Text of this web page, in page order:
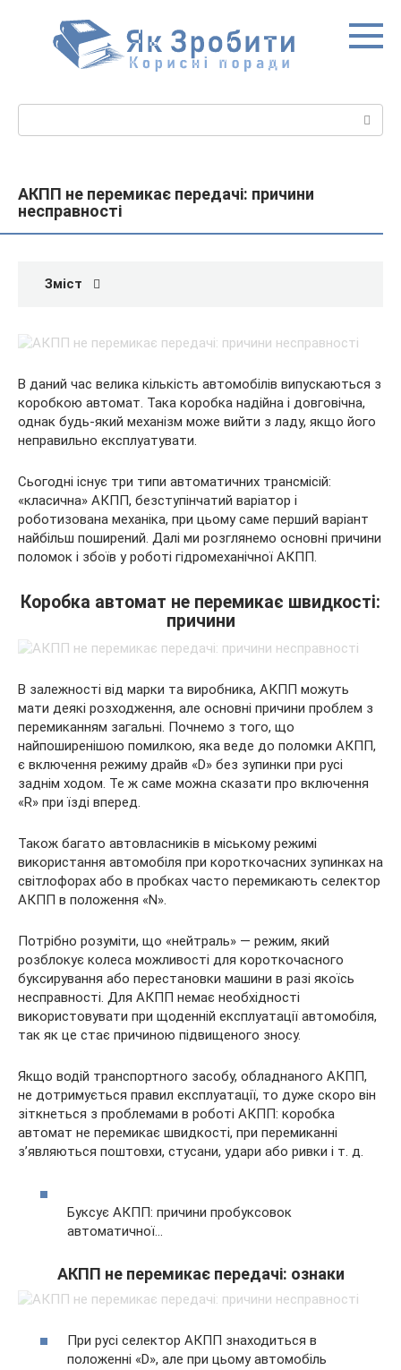
АКПП не перемикає передачі: причини
несправності
Зміст
В даний час велика кількість автомобілів випускаються з
коробкою автомат. Така коробка надійна і довговічна,
однак будь-який механізм може вийти з ладу, якщо його
неправильно експлуатувати.
Сьогодні існує три типи автоматичних трансмісій:
«класична» АКПП, безступінчатий варіатор і
роботизована механіка, при цьому саме перший варіант
найбільш поширений. Далі ми розглянемо основні причини
поломок і збоїв у роботі гідромеханічної АКПП.
Коробка автомат не перемикає швидкості:
причини
В залежності від марки та виробника, АКПП можуть
мати деякі розходження, але основні причини проблем з
перемиканням загальні. Почнемо з того, що
найпоширенішою помилкою, яка веде до поломки АКПП,
є включення режиму драйв «D» без зупинки при русі
заднім ходом. Те ж саме можна сказати про включення
«R» при їзді вперед.
Також багато автовласників в міському режимі
використання автомобіля при короткочасних зупинках на
світлофорах або в пробках часто перемикають селектор
АКПП в положення «N».
Потрібно розуміти, що «нейтраль» — режим, який
розблокує колеса можливості для короткочасного
буксирування або перестановки машини в разі якоїсь
несправності. Для АКПП немає необхідності
використовувати при щоденній експлуатації автомобіля,
так як це стає причиною підвищеного зносу.
Якщо водій транспортного засобу, обладнаного АКПП,
не дотримується правил експлуатації, то дуже скоро він
зіткнеться з проблемами в роботі АКПП: коробка
автомат не перемикає швидкості, при перемиканні
з’являються поштовхи, стусани, удари або ривки і т. д.
Буксує АКПП: причини пробуксовок
автоматичної…
АКПП не перемикає передачі: ознаки
При русі селектор АКПП знаходиться в
положенні «D», але при цьому автомобіль